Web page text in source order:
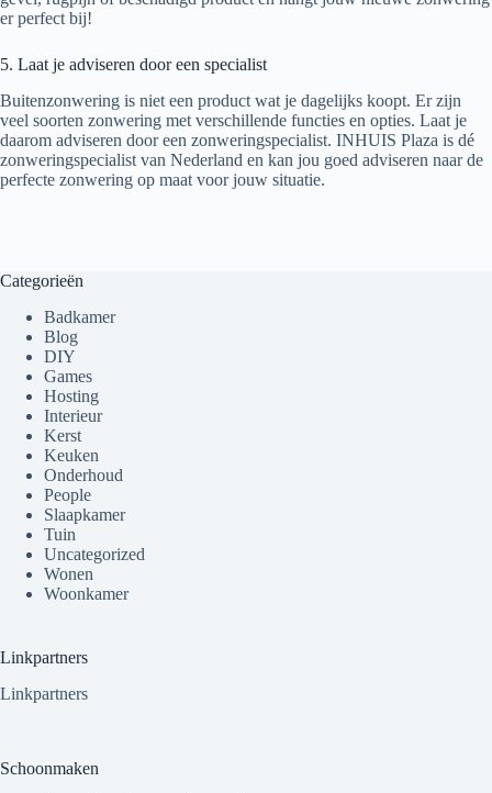
er perfect bij!
5. Laat je adviseren door een specialist
Buitenzonwering is niet een product wat je dagelijks koopt. Er zijn
veel soorten zonwering met verschillende functies en opties. Laat je
daarom adviseren door een zonweringspecialist. INHUIS Plaza is dé
zonweringspecialist van Nederland en kan jou goed adviseren naar de
perfecte zonwering op maat voor jouw situatie.
Categorieën
Badkamer
Blog
DIY
Games
Hosting
Interieur
Kerst
Keuken
Onderhoud
People
Slaapkamer
Tuin
Uncategorized
Wonen
Woonkamer
Linkpartners
Linkpartners
Schoonmaken